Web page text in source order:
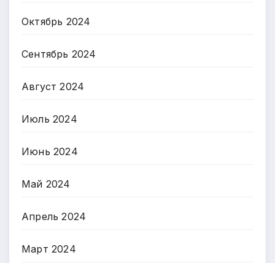
Октябрь 2024
Сентябрь 2024
Август 2024
Июль 2024
Июнь 2024
Май 2024
Апрель 2024
Март 2024